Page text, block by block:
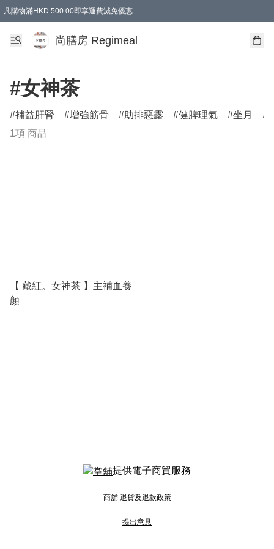
凡購物滿HKD 500.00即享運費減免優惠
尚膳房 Regimeal
#女神茶
補益肝腎 增強筋骨 助排惡露 健脾理氣 坐月
1項 商品
【 藏紅。女神茶 】主補血養
顏
提供電子商貿服務
商舖 退貨及退款政策
提出意見